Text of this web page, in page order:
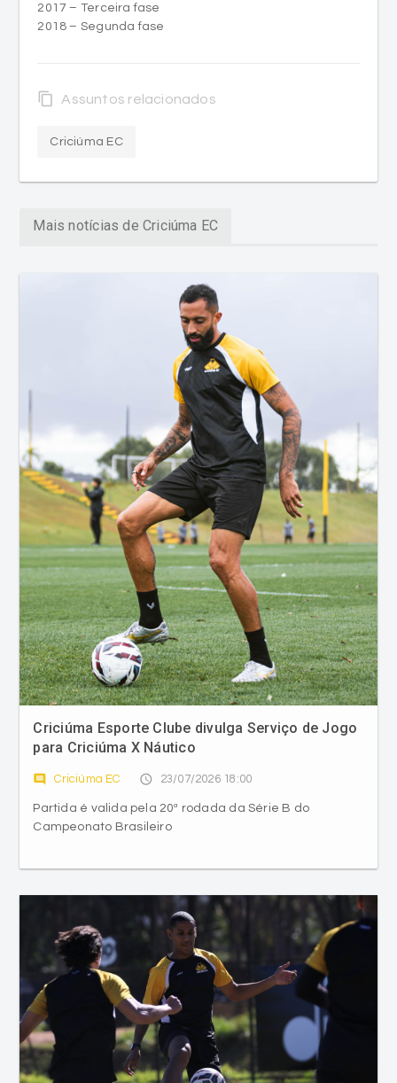
2017 – Terceira fase
2018 – Segunda fase
content_copy Assuntos relacionados
Criciúma EC
Mais notícias de Criciúma EC
Criciúma Esporte Clube divulga Serviço de Jogo
para Criciúma X Náutico
comment Criciúma EC access_time 23/07/2026 18:00
Partida é valida pela 20ª rodada da Série B do
Campeonato Brasileiro